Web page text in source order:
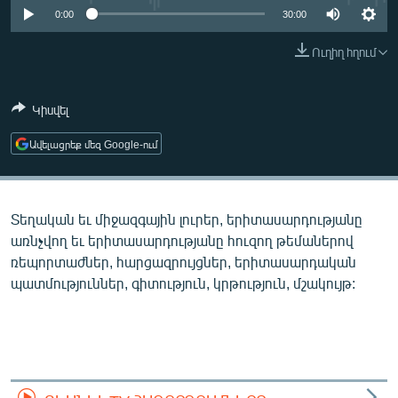
ՄԻՋԱԶԳԱՅԻՆ
ՄԵԿՆԱԲԱՆՈՒԹՅՈՒՆ
ՏՏ ԵՒ ԻՆՏԵՐՆԵՏ
ԿՈՐՈՆԱՎԻՐՈՒՍ
ՏԵՍԱՆՅՈՒԹԵՐ
ԲԱՆԱՎԵՃ
Հայերեն
0:00 30:00
Ուղիղ հղում
Կիսվել
Ավելացրեք մեզ Google-ում
Տեղական եւ միջազգային լուրեր, երիտասարդությանը
առնչվող եւ երիտասարդությանը հուզող թեմաներով
ռեպորտաժներ, հարցազրույցներ, երիտասարդական
պատմություններ, գիտություն, կրթություն, մշակույթ: